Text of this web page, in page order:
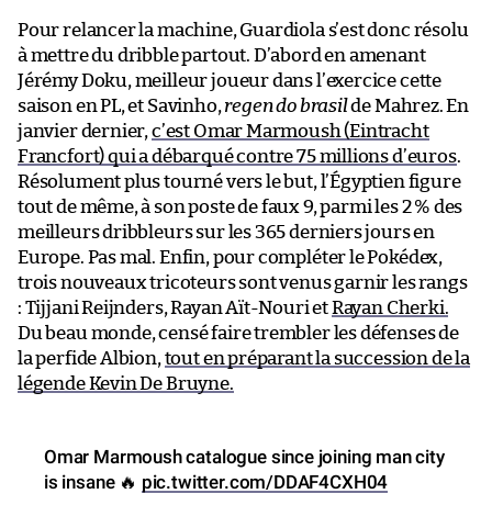
Pour relancer la machine, Guardiola s’est donc résolu
à mettre du dribble partout. D’abord en amenant
Jérémy Doku, meilleur joueur dans l’exercice cette
saison en PL, et Savinho, regen do brasilde Mahrez. En
janvier dernier, c’est Omar Marmoush (Eintracht
Francfort) qui a débarqué contre 75 millions d’euros.
Résolument plus tourné vers le but, l’Égyptien figure
tout de même, à son poste de faux 9, parmi les 2 % des
meilleurs dribbleurs sur les 365 derniers jours en
Europe. Pas mal. Enfin, pour compléter le Pokédex,
trois nouveaux tricoteurs sont venus garnir les rangs
: Tijjani Reijnders, Rayan Aït-Nouri etRayan Cherki.
Du beau monde, censé faire trembler les défenses de
la perfide Albion, tout en préparant la succession de la
légende Kevin De Bruyne.
Omar Marmoush catalogue since joining man city
is insane 🔥 pic.twitter.com/DDAF4CXH04